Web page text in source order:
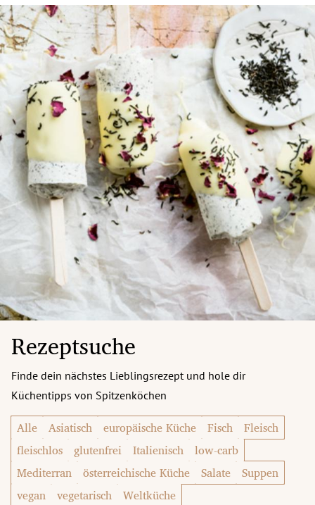
Rezeptsuche
Finde dein nächstes Lieblingsrezept und hole dir
Küchentipps von Spitzenköchen
Alle Asiatisch europäische Küche Fisch
Fleisch
fleischlos
glutenfrei Italienisch
low-carb
Mediterran
österreichische Küche Salate
Suppen
vegan
vegetarisch Weltküche